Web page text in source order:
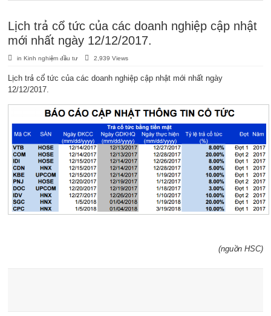
Lịch trả cổ tức của các doanh nghiệp cập nhật
mới nhất ngày 12/12/2017.
inKinh nghiệm đầu tư 2,939 Views
Lịch trả cổ tức của các doanh nghiệp cập nhật mới nhất ngày
12/12/2017.
(nguồn HSC)